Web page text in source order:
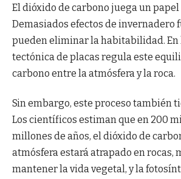
El dióxido de carbono juega un
Demasiados efectos de invernadero
pueden eliminar la habitabilidad. En
tectónica de placas regula este
carbono entre la atmósfera y la roca.
Sin embargo, este proceso también
Los científicos estiman que en 200
millones de años, el dióxido de
atmósfera estará atrapado en rocas,
mantener la vida vegetal, y la